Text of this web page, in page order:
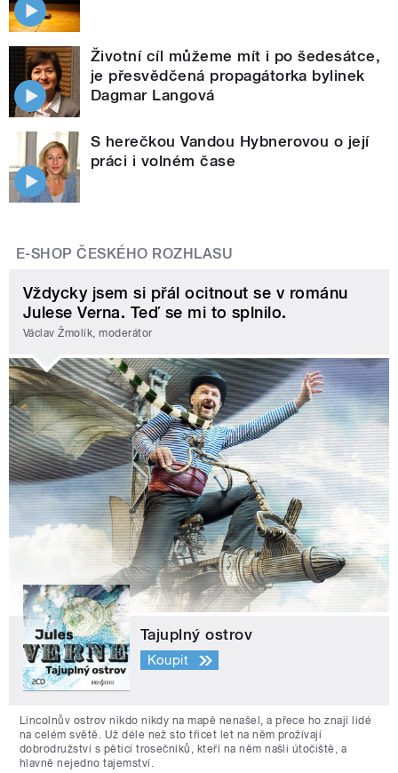
Životní cíl můžeme mít i po šedesátce,
je přesvědčená propagátorka bylinek
Dagmar Langová
S herečkou Vandou Hybnerovou o její
práci i volném čase
E-SHOP ČESKÉHO ROZHLASU
Vždycky jsem si přál ocitnout se v románu
Julese Verna. Teď se mi to splnilo.
Václav Žmolík, moderátor
Tajuplný ostrov
Koupit
Lincolnův ostrov nikdo nikdy na mapě nenašel, a přece ho znají lidé
na celém světě. Už déle než sto třicet let na něm prožívají
dobrodružství s pěticí trosečníků, kteří na něm našli útočiště, a
hlavně nejedno tajemství.